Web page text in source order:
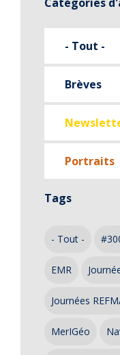
- Tout -
Brèves
Portraits
Tags
- Tout -
EMR
Journées
MerIGéo